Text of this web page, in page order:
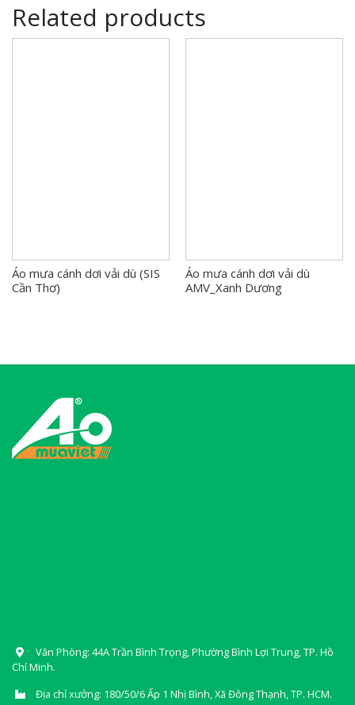
Related products
Áo mưa cánh dơi vải dù (SIS
Cần Thơ)
Áo mưa cánh dơi vải dù
AMV_Xanh Dương
Văn Phòng: 44A Trần Bình Trọng, Phường Bình Lợi Trung, TP. Hồ
Chí Minh.
Địa chỉ xưởng: 180/50/6 Ấp 1 Nhị Bình, Xã Đông Thạnh, TP. HCM.